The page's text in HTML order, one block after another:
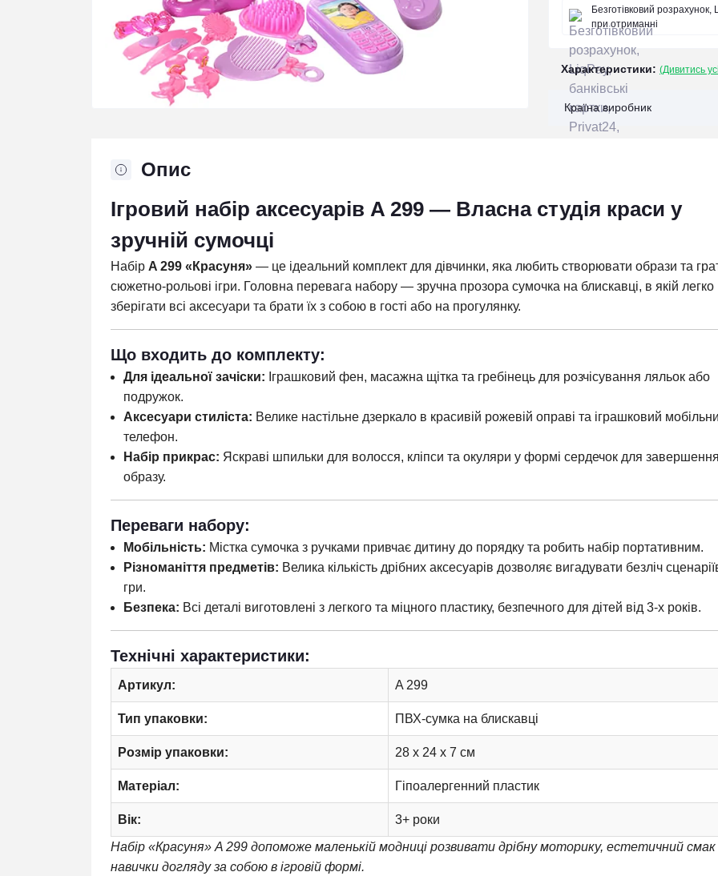
Безготівковий
при отриманні
Характеристики: (Дивитись
Країна виробник
Опис
Ігровий набір аксесуарів A 299 — Власна студія краси у
зручній сумочці
Набір A 299 «Красуня» — це ідеальний комплект для дівчинки, яка любить створювати образи та
сюжетно-рольові ігри. Головна перевага набору — зручна прозора сумочка на блискавці, в якій легко
зберігати всі аксесуари та брати їх з собою в гості або на прогулянку.
Що входить до комплекту:
Для ідеальної зачіски: Іграшковий фен, масажна щітка та гребінець для розчісування ляльок або
подружок.
Аксесуари стиліста: Велике настільне дзеркало в красивій рожевій оправі та іграшковий
телефон.
Набір прикрас: Яскраві шпильки для волосся, кліпси та окуляри у формі сердечок для
образу.
Переваги набору:
Мобільність: Містка сумочка з ручками привчає дитину до порядку та робить набір портативним.
Різноманіття предметів: Велика кількість дрібних аксесуарів дозволяє вигадувати безліч
гри.
Безпека: Всі деталі виготовлені з легкого та міцного пластику, безпечного для дітей від 3-х років.
Технічні характеристики:
Артикул: A 299
Тип упаковки: ПВХ-сумка на блискавці
Розмір упаковки: 28 х 24 х 7 см
Матеріал: Гіпоалергенний пластик
Вік:
3+ роки
Набір «Красуня» A 299 допоможе маленькій модниці розвивати дрібну моторику, естетичний
навички догляду за собою в ігровій формі.